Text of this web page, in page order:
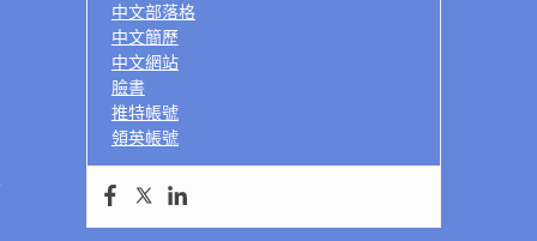
中文部落格
中文簡歷
中文網站
臉書
推特帳號
領英帳號